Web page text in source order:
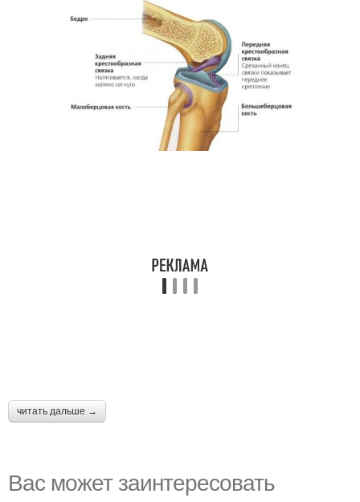
читать дальше →
Вас может заинтересовать